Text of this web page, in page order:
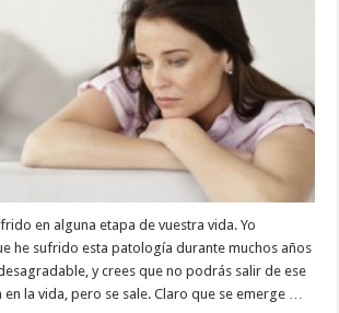
en alguna etapa de vuestra vida. Yo
he sufrido esta patología durante muchos años
y crees que no podrás salir de ese
la vida, pero se sale. Claro que se emerge …